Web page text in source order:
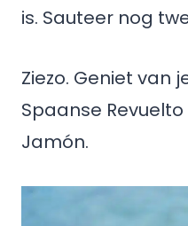
is. Sauteer nog
Ziezo. Geniet van
Spaanse
Jamón.